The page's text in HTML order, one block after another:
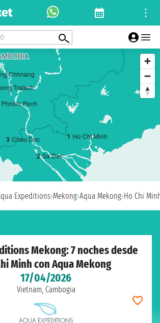
1 Ho Chi Minh
2 Sa Dec
3 Chau Doc
Phnom Penh
Chhnang
Tralach
Expeditions›Mekong›Aqua Mekong›Ho Chi
Mekong: 7 noches desde
Minh con Aqua Mekong
17/04/2026
Vietnam, Cambogia